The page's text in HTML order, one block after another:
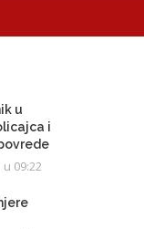
u
i
u 09:22